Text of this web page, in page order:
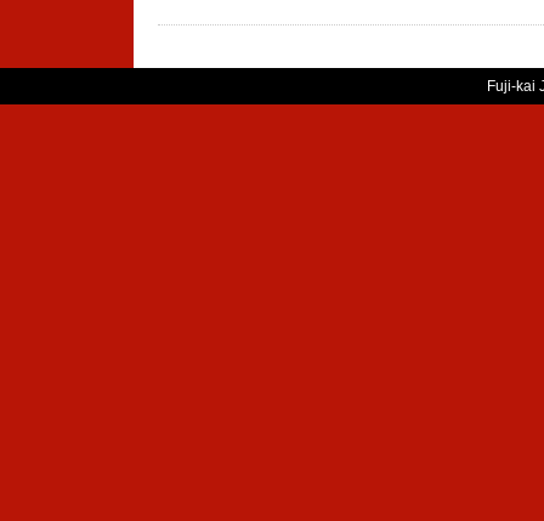
FIN
Fuji-kai